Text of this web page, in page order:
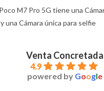
M7 Pro 5G tiene una
una Cámara única para selfie
Venta Concretada
4.9
powered by Google